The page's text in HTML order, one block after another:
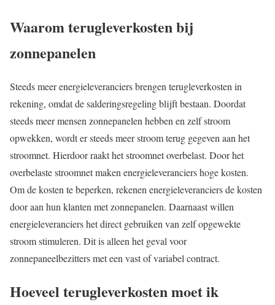
Waarom terugleverkosten bij
zonnepanelen
Steeds meer energieleveranciers brengen terugleverkosten in
rekening, omdat de salderingsregeling blijft bestaan. Doordat
steeds meer mensen zonnepanelen hebben en zelf stroom
opwekken, wordt er steeds meer stroom terug gegeven aan het
stroomnet. Hierdoor raakt het stroomnet overbelast. Door het
overbelaste stroomnet maken energieleveranciers hoge kosten.
Om de kosten te beperken, rekenen energieleveranciers de kosten
door aan hun klanten met zonnepanelen. Daarnaast willen
energieleveranciers het direct gebruiken van zelf opgewekte
stroom stimuleren. Dit is alleen het geval voor
zonnepaneelbezitters met een vast of variabel contract.
Hoeveel terugleverkosten moet ik